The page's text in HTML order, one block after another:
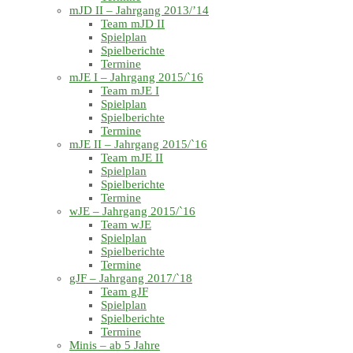
mJD II – Jahrgang 2013/’14
Team mJD II
Spielplan
Spielberichte
Termine
mJE I – Jahrgang 2015/`16
Team mJE I
Spielplan
Spielberichte
Termine
mJE II – Jahrgang 2015/`16
Team mJE II
Spielplan
Spielberichte
Termine
wJE – Jahrgang 2015/`16
Team wJE
Spielplan
Spielberichte
Termine
gJF – Jahrgang 2017/`18
Team gJF
Spielplan
Spielberichte
Termine
Minis – ab 5 Jahre